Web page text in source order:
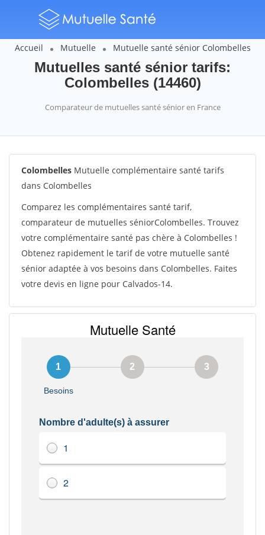
Accueil Mutuelle Mutuelle santé sénior Colombelles
Mutuelles santé sénior tarifs:
Colombelles (14460)
Comparateur de mutuelles santé sénior en France
Colombelles Mutuelle complémentaire santé tarifs
dans Colombelles
Comparez les complémentaires santé tarif,
comparateur de mutuelles séniorColombelles. Trouvez
votre complémentaire santé pas chère à Colombelles !
Obtenez rapidement le tarif de votre mutuelle santé
sénior adaptée à vos besoins dans Colombelles. Faites
votre devis en ligne pour Calvados-14.